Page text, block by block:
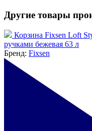
Другие товары
Корзина Fixsen Loft
ручками бежевая 63 л
Бренд: Fixsen